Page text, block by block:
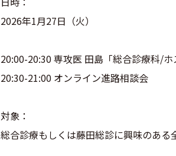
2026年1月27日（火）
20:00-20:30 専攻医 田島「総合診療科/ホ
20:30-21:00 オンライン進路相談会
対象：
総合診療もしくは藤田総診に興味のある